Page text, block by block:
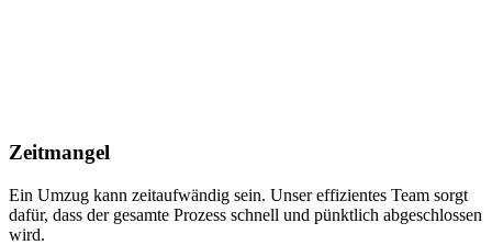
Zeitmangel
Ein Umzug kann zeitaufwändig sein. Unser effizientes Team sorgt
dafür, dass der gesamte Prozess schnell und pünktlich abgeschlossen
wird.